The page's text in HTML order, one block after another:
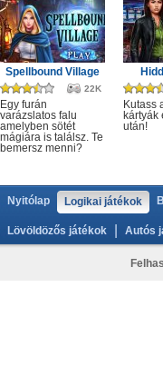
Spellbound Village
22K
Egy furán
varázslatos falu
amelyben sötét
mágiára is találsz. Te
bemersz menni?
Kutass
kártyák
után!
Nyitólap Logikai játékok
Lövöldözős játékok Autós